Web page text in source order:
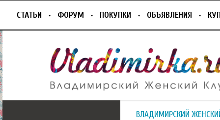
СТАТЬИ ФОРУМ ПОКУПКИ ОБЪЯВЛЕНИЯ
ВЛАДИМИРСКИЙ